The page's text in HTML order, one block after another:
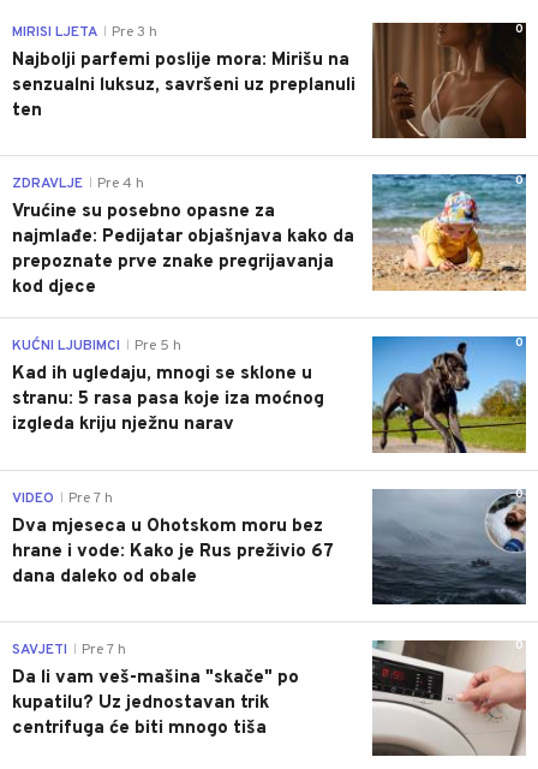
0
MIRISI LJETA Pre 3 h
Najbolji parfemi poslije mora: Mirišu na
senzualni luksuz, savršeni uz preplanuli
ten
0
ZDRAVLJE Pre 4 h
Vrućine su posebno opasne za
najmlađe: Pedijatar objašnjava kako da
prepoznate prve znake pregrijavanja
kod djece
0
KUĆNI LJUBIMCI Pre 5 h
Kad ih ugledaju, mnogi se sklone u
stranu: 5 rasa pasa koje iza moćnog
izgleda kriju nježnu narav
0
VIDEO Pre 7 h
Dva mjeseca u Ohotskom moru bez
hrane i vode: Kako je Rus preživio 67
dana daleko od obale
0
SAVJETI Pre 7 h
Da li vam veš-mašina "skače" po
kupatilu? Uz jednostavan trik
centrifuga će biti mnogo tiša